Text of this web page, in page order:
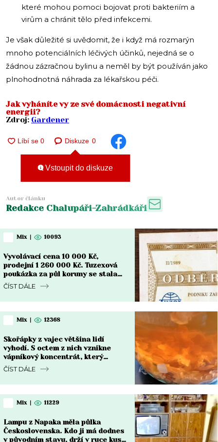
které mohou pomoci bojovat proti bakteriím a
virům a chránit tělo před infekcemi.
Je však důležité si uvědomit, že i když má rozmarýn
mnoho potenciálních léčivých účinků, nejedná se o
žádnou zázračnou bylinu a neměl by být používán jako
plnohodnotná náhrada za lékařskou péči.
Jak vyháníte vy ze své domácnosti negativní
energii?
Zdroj: Gardener
Diskuze 0
Vstoupit do diskuze
Autor článku
Redakce Chalupáři-Zahrádkáři
Mix 10093
Vyvolávací cena 10 000 Kč,
prodejní 1 260 000 Kč. Tuzexová
poukázka za půl koruny se stala
nejdražším bonem v české historii
ČÍST DÁLE
Mix 12368
Skořápky z vajec většina lidí
vyhodí. S octem z nich vznikne
vápníkový koncentrát, který
chřadnoucím rostlinám vrátí sílu
ČÍST DÁLE
Mix 11229
Lampu z Napaka měla půlka
Československa. Kdo ji má dodnes
v původním stavu, drží v ruce kus